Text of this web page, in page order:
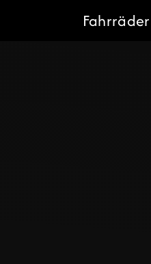
Fahrräder